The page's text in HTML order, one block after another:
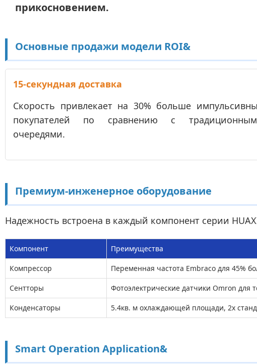
прикосновением.
Основные продажи модели ROI&
15-секундная доставка
Скорость привлекает на 30% больше
покупателей по сравнению с
очередями.
Премиум-инженерное оборудование
Надежность встроена в каждый компонент серии
Компонент Преимущества
Компрессор Переменная частота Embraco для 45%
Сентторы Фотоэлектрические датчики Omron для
Конденсаторы 5.4кв. м охлаждающей площади, 2x
Smart Operation Application&